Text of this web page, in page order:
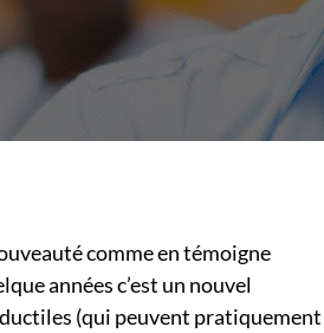
comme en témoigne
années c’est un nouvel
(qui peuvent pratiquement